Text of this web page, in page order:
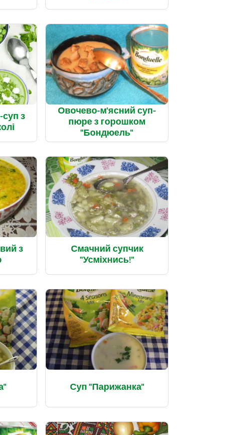
з
Овочево-м'ясний суп-
пюре з горошком
"Бондюель"
з
Смачний супчик
"Усміхнись!"
Суп "Парижанка"